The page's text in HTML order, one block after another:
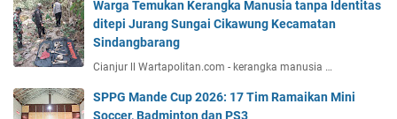
Warga Temukan Kerangka Manusia tanpa Identitas
ditepi Jurang Sungai Cikawung Kecamatan
Sindangbarang
Cianjur ll Wartapolitan.com - kerangka manusia …
SPPG Mande Cup 2026: 17 Tim Ramaikan Mini
Soccer, Badminton dan PS3